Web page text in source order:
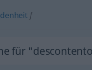
f
für